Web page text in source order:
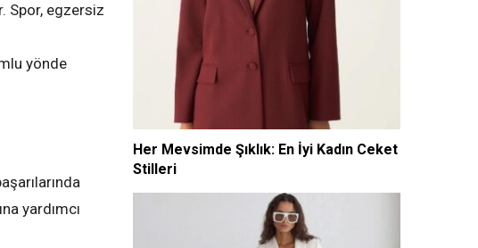
Spor, egzersiz
yönde
yardımcı
Her Mevsimde Şıklık: En İyi Kadın Ceket
Stilleri